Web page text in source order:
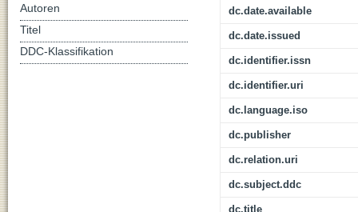
dc.date.available
dc.date.issued
dc.identifier.issn
dc.identifier.uri
dc.language.iso
dc.publisher
dc.relation.uri
dc.subject.ddc
dc.title
Autoren
Titel
DDC-Klassifikation